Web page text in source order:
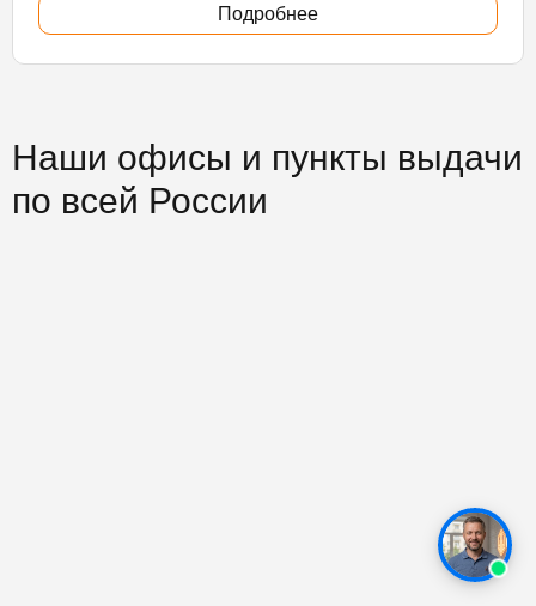
Подробнее
Наши офисы и пункты выдачи
по всей России